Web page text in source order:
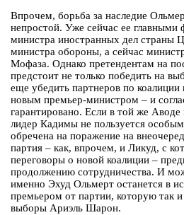
Впрочем, борьба за наследие
непростой. Уже сейчас ее главными
министра иностранных дел страны
министра обороны, а сейчас
Мофаза. Однако претендентам на
предстоит не только победить на
еще убедить партнеров по
новым премьер-министром – и
гарантировано. Если в той же
лидер Кадимы не пользуется
обречена на поражение на
партия – как, впрочем, и Ликуд, с
переговоры о новой коалиции –
продолжению сотрудничества. И
именно Эхуд Ольмерт останется в
премьером от партии, которую так и
выборы Ариэль Шарон.